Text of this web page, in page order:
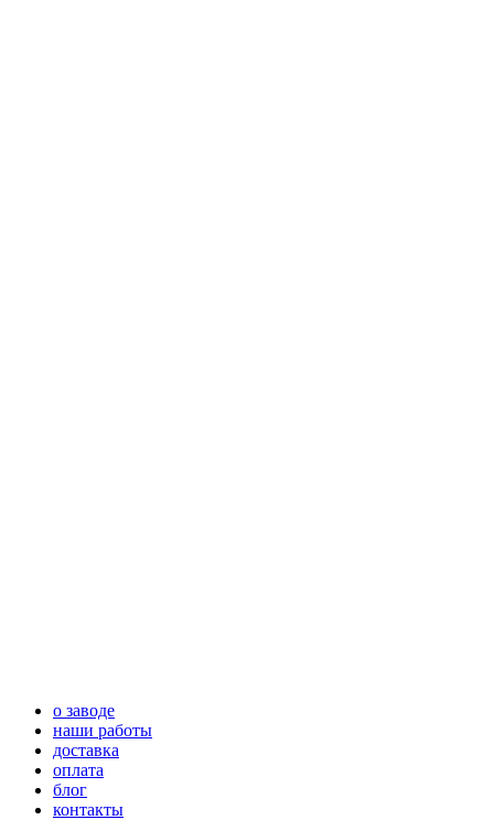
о заводе
наши работы
доставка
оплата
блог
контакты